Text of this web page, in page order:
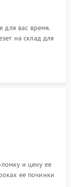
для вас время.
на склад для
и цену ее
ее починки